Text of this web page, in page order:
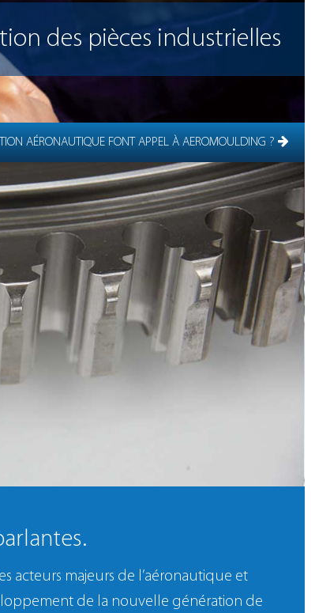
des pièces industrielles
AÉRONAUTIQUE FONT APPEL À AEROMOULDING ?
acteurs majeurs de l’aéronautique et
de la nouvelle génération de